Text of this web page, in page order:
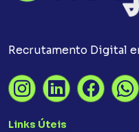
Recrutamento Digital
Links Úteis